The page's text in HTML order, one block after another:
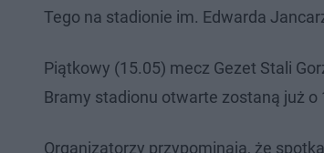
Tego ​na stadionie im. Edwarda
Piątkowy (15.05) mecz Gezet Stali
Bramy stadionu otwarte zostaną już
Organizatorzy przypominają, że